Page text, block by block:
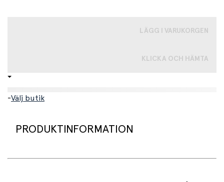
LÄGG I VARUKORGEN
KLICKA OCH HÄMTA
-Välj butik
PRODUKTINFORMATION